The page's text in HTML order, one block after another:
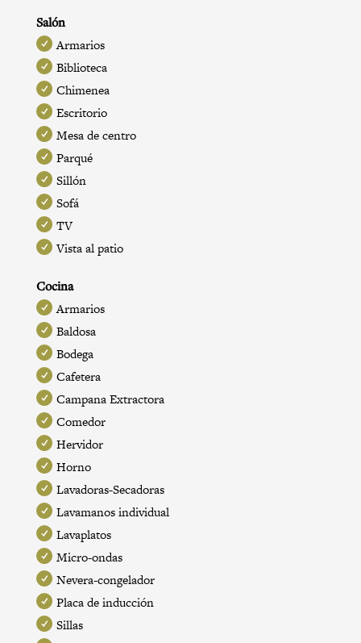
Salón
Armarios
Biblioteca
Chimenea
Escritorio
Mesa de centro
Parqué
Sillón
Sofá
TV
Vista al patio
Cocina
Armarios
Baldosa
Bodega
Cafetera
Campana Extractora
Comedor
Hervidor
Horno
Lavadoras-Secadoras
Lavamanos individual
Lavaplatos
Micro-ondas
Nevera-congelador
Placa de inducción
Sillas